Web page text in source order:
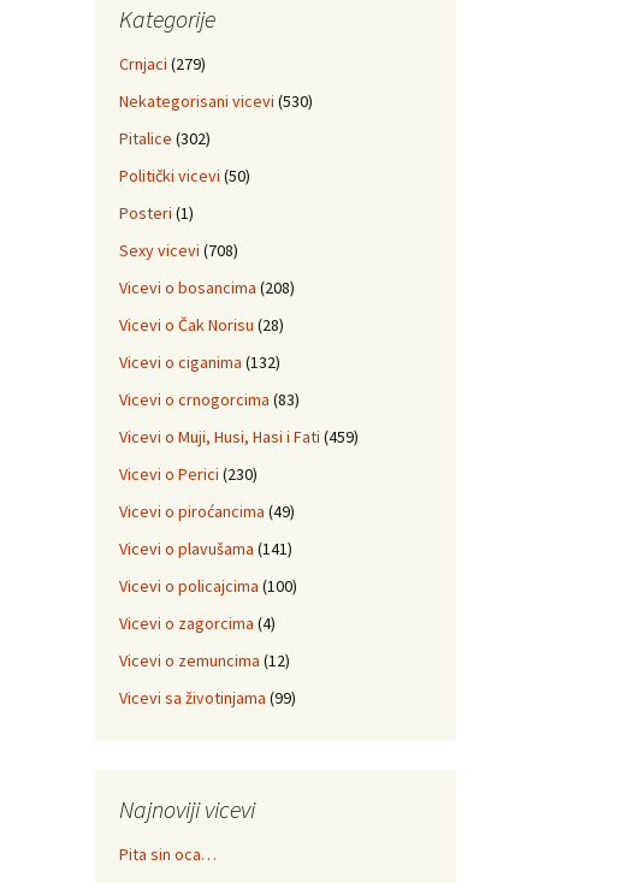
Kategorije
Crnjaci (279)
Nekategorisani vicevi (530)
Pitalice (302)
Politički vicevi (50)
Posteri (1)
Sexy vicevi (708)
Vicevi o bosancima (208)
Vicevi o Čak Norisu (28)
Vicevi o ciganima (132)
Vicevi o crnogorcima (83)
Vicevi o Muji, Husi, Hasi i Fati (459)
Vicevi o Perici (230)
Vicevi o piroćancima (49)
Vicevi o plavušama (141)
Vicevi o policajcima (100)
Vicevi o zagorcima (4)
Vicevi o zemuncima (12)
Vicevi sa životinjama (99)
Najnoviji vicevi
Pita sin oca…